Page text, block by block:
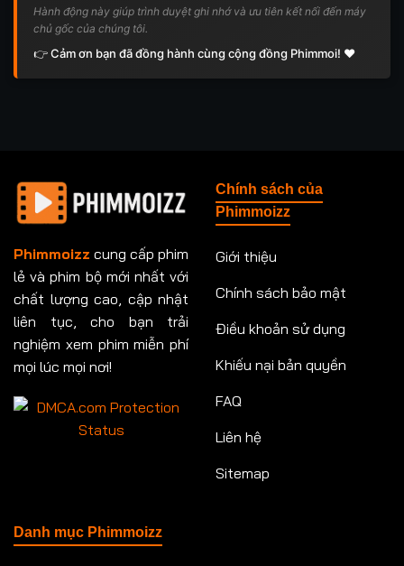
Hành động này giúp trình duyệt ghi nhớ và ưu tiên kết nối đến máy
chủ gốc của chúng tôi.
👉 Cảm ơn bạn đã đồng hành cùng cộng đồng Phimmoi! ❤️
Phimmoizz cung cấp phim
lẻ và phim bộ mới nhất với
chất lượng cao, cập nhật
liên tục, cho bạn trải
nghiệm xem phim miễn phí
mọi lúc mọi nơi!
Chính sách của
Phimmoizz
Giới thiệu
Chính sách bảo mật
Điều khoản sử dụng
Khiếu nại bản quyền
FAQ
Liên hệ
Sitemap
Danh mục Phimmoizz